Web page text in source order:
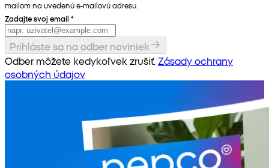
mailom na uvedenú e-mailovú adresu.
Zadajte svoj email *
Prihláste sa na odber noviniek
Odber môžete kedykoľvek zrušiť. Zásady ochrany
osobných údajov